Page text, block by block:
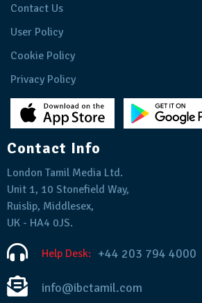
Contact Us
User Policy
Cookie Policy
Privacy Policy
Contact Info
London Tamil Media Ltd.
Unit 1, 10 Stonefield Way,
Ruislip, Middlesex,
UK - HA4 0JS.
Help Desk: +44 203 794 4000
info@ibctamil.com